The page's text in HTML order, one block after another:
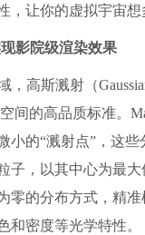
，让你的虚拟宇宙想
影院级渲染效果
，高斯溅射（
间的高品质标准。
小的“溅射点”，这些
子，以其中心为最
零的分布方式，精准
和密度等光学特性。